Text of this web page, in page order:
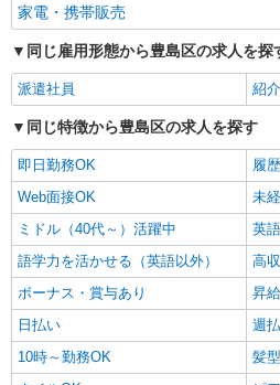
家電・携帯販売
同じ雇用形態から豊島区の求人を探
派遣社員 紹
同じ特徴から豊島区の求人を探す
即日勤務OK
履
Web面接OK
未
ミドル（40代～）活躍中
英
語学力を活かせる（英語以外）
高
ボーナス・賞与あり
昇
日払い
週
10時～勤務OK
髪